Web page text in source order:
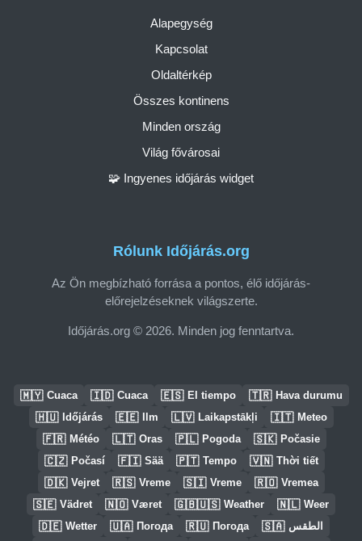
Rólunk Időjárás.org
Az Ön megbízható forrása a pontos, élő időjárás-
előrejelzéseknek világszerte.
Időjárás.org © 2026. Minden jog fenntartva.
Alapegység
Kapcsolat
Oldaltérkép
Összes kontinens
Minden ország
Világ fővárosai
🧩 Ingyenes időjárás widget
🇲🇾 Cuaca 🇮🇩 Cuaca 🇪🇸 El tiempo 🇹🇷 Hava durumu
🇭🇺 Időjárás 🇪🇪 Ilm 🇱🇻 Laikapstākļi 🇮🇹 Meteo
🇫🇷 Météo 🇱🇹 Oras 🇵🇱 Pogoda 🇸🇰 Počasie
🇨🇿 Počasí 🇫🇮 Sää 🇵🇹 Tempo 🇻🇳 Thời tiết
🇩🇰 Vejret 🇷🇸 Vreme 🇸🇮 Vreme 🇷🇴 Vremea
🇸🇪 Vädret 🇳🇴 Været 🇬🇧🇺🇸 Weather 🇳🇱 Weer
🇩🇪 Wetter 🇺🇦 Погода 🇷🇺 Погода 🇸🇦 الطقس